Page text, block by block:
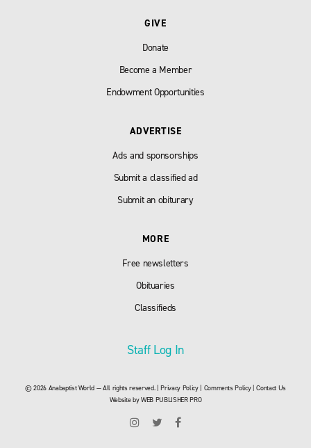
GIVE
Donate
Become a Member
Endowment Opportunities
ADVERTISE
Ads and sponsorships
Submit a classified ad
Submit an obiturary
MORE
Free newsletters
Obituaries
Classifieds
Staff Log In
© 2026 Anabaptist World — All rights reserved. |Privacy Policy| Comments Policy|Contact Us
Website byWEB PUBLISHER PRO